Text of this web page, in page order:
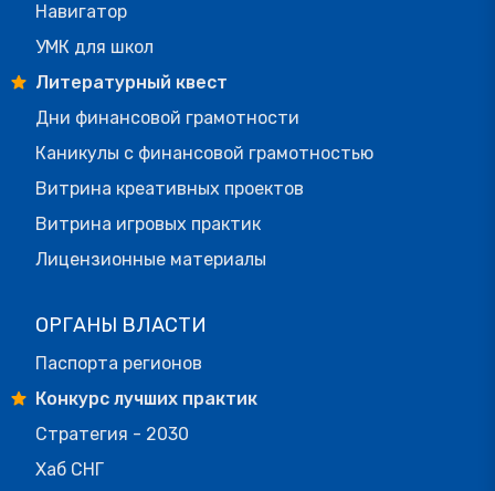
Навигатор
УМК для школ
Литературный квест
Дни финансовой грамотности
Каникулы с финансовой грамотностью
Витрина креативных проектов
Витрина игровых практик
Лицензионные материалы
ОРГАНЫ ВЛАСТИ
Паспорта регионов
Конкурс лучших практик
Стратегия - 2030
Хаб СНГ